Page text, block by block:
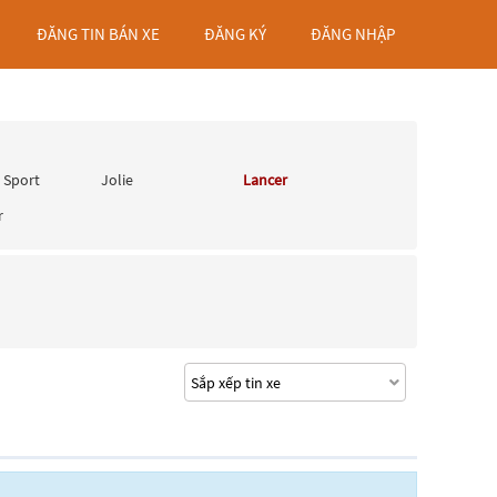
ĐĂNG TIN BÁN XE ĐĂNG KÝ ĐĂNG NHẬP
Sport Jolie
Lancer